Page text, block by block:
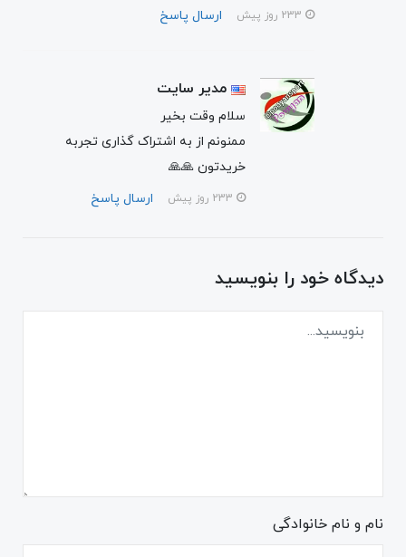
ارسال پاسخ
مدیر سایت
سلام وقت بخیر
ممنونم از به اشتراک گذاری تجربه
خریدتون 🙏🙏
ارسال پاسخ
دیدگاه خود را بنویسید
نام و نام خانوادگی